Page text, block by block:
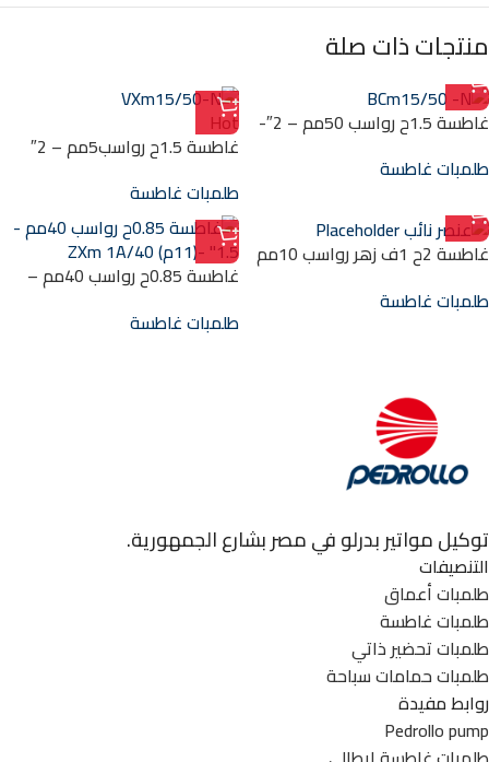
منتجات ذات صلة
غاطسة 1.5ح رواسب 50مم – 2″-
طلمبات غاطسة
Hot
غاطسة 1.5ح رواسب5مم – 2″
طلمبات غاطسة
غاطسة 2ح 1ف زهر رواسب 10مم
طلمبات غاطسة
غاطسة 0.85ح رواسب 40مم –
طلمبات غاطسة
توكيل مواتير بدرلو في مصر بشارع الجمهورية.
التنصيفات
طلمبات أعماق
طلمبات غاطسة
طلمبات تحضير ذاتي
طلمبات حمامات سباحة
روابط مفيدة
Pedrollo pump